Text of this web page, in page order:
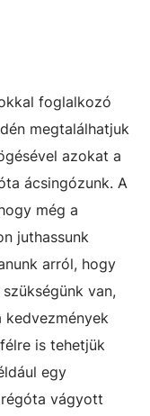
foglalkozó
megtalálhatjuk
azokat a
ácsingózunk. A
még a
juthassunk
arról, hogy
van,
kedvezmények
is tehetjük
egy
vágyott